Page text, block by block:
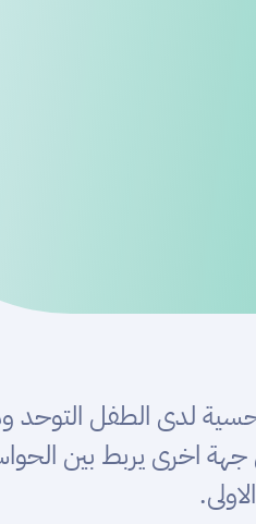
لدى الطفل التوحد
اخرى يربط بين